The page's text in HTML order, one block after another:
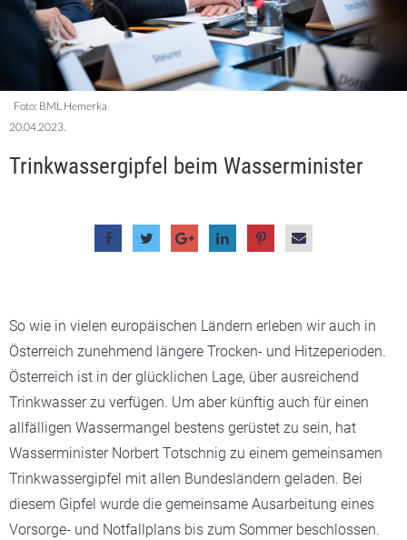
Foto: BML Hemerka
20.04.2023.
Trinkwassergipfel beim Wasserminister
So wie in vielen europäischen Ländern erleben wir auch in
Österreich zunehmend längere Trocken- und Hitzeperioden.
Österreich ist in der glücklichen Lage, über ausreichend
Trinkwasser zu verfügen. Um aber künftig auch für einen
allfälligen Wassermangel bestens gerüstet zu sein, hat
Wasserminister Norbert Totschnig zu einem gemeinsamen
Trinkwassergipfel mit allen Bundesländern geladen. Bei
diesem Gipfel wurde die gemeinsame Ausarbeitung eines
Vorsorge- und Notfallplans bis zum Sommer beschlossen.